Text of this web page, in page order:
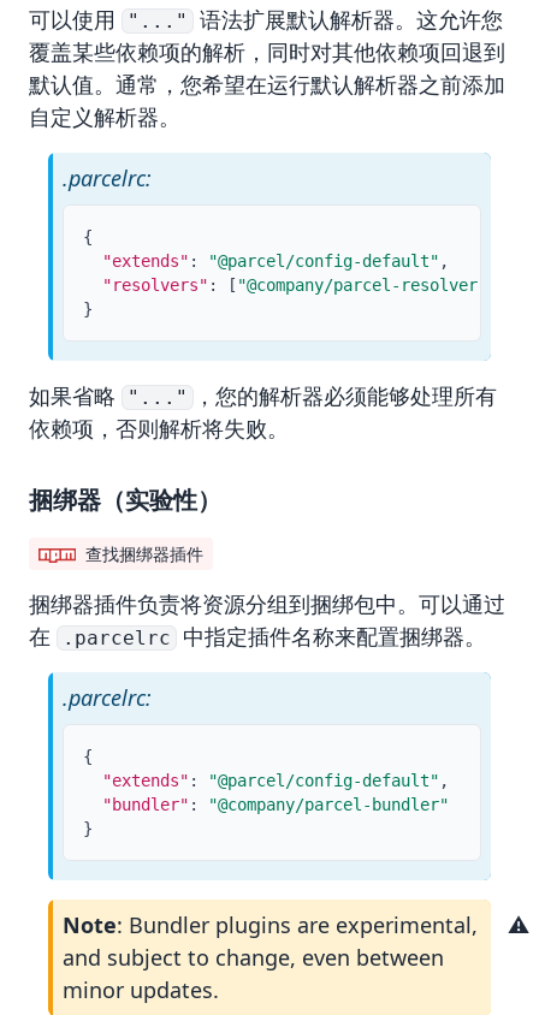
可以使用
"..."
语法扩展默认解析器。这允许您
覆盖某些依赖项的解析，同时对其他依赖项回退到
默认值。通常，您希望在运行默认解析器之前添加
自定义解析器。
.parcelrc:
{
"extends" : "@parcel/config-default" ,
"resolvers" : [ "@company/parcel-resolver"
}
如果省略 "..."
，您的解析器必须能够处理所有
依赖项，否则解析将失败。
捆绑器（实验性）
查找捆绑器插件
捆绑器插件负责将资源分组到捆绑包中。可以通过
在
.parcelrc 中指定插件名称来配置捆绑器。
.parcelrc:
{
"extends" : "@parcel/config-default" ,
"bundler" :
"@company/parcel-bundler"
}
Note: Bundler plugins are experimental,
and subject to change, even between
minor updates.